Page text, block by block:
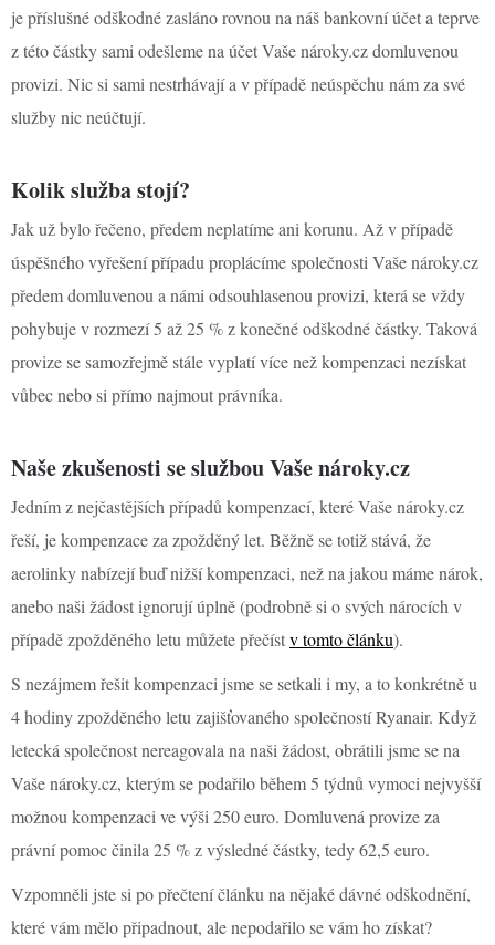
je příslušné odškodné zasláno rovnou na náš bankovní účet a teprve
z této částky sami odešleme na účet Vaše nároky.cz domluvenou
provizi. Nic si sami nestrhávají a v případě neúspěchu nám za své
služby nic neúčtují.
Kolik služba stojí?
Jak už bylo řečeno, předem neplatíme ani korunu. Až v případě
úspěšného vyřešení případu proplácíme společnosti Vaše nároky.cz
předem domluvenou a námi odsouhlasenou provizi, která se vždy
pohybuje v rozmezí 5 až 25 % z konečné odškodné částky. Taková
provize se samozřejmě stále vyplatí více než kompenzaci nezískat
vůbec nebo si přímo najmout právníka.
Naše zkušenosti se službou Vaše nároky.cz
Jedním z nejčastějších případů kompenzací, které Vaše nároky.cz
řeší, je kompenzace za zpožděný let. Běžně se totiž stává, že
aerolinky nabízejí buď nižší kompenzaci, než na jakou máme nárok,
anebo naši žádost ignorují úplně (podrobně si o svých nárocích v
případě zpožděného letu můžete přečístv tomto článku).
S nezájmem řešit kompenzaci jsme se setkali i my, a to konkrétně u
4 hodiny zpožděného letu zajišťovaného společností Ryanair. Když
letecká společnost nereagovala na naši žádost, obrátili jsme se na
Vaše nároky.cz, kterým se podařilo během 5 týdnů vymoci nejvyšší
možnou kompenzaci ve výši 250 euro. Domluvená provize za
právní pomoc činila 25 % z výsledné částky, tedy 62,5 euro.
Vzpomněli jste si po přečtení článku na nějaké dávné odškodnění,
které vám mělo připadnout, ale nepodařilo se vám ho získat?